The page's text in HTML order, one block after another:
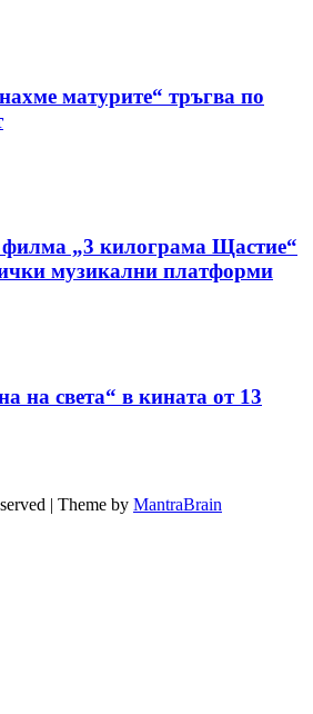
матурите“ тръгва по
„3 килограма Щастие“
музикални платформи
на света“ в кината от 13
| Theme by MantraBrain